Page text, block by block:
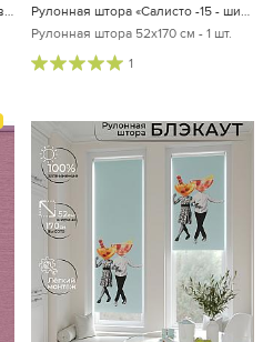
Рулонная штора «Моллине (розовый) - ширина 160 см.»
Рулонная штора «Салисто -15 - ширина 52 см»
Рулонная штора 52х170 см - 1 шт.
1